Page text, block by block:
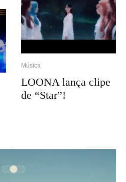
Música
LOONA lança clipe
de “Star”!